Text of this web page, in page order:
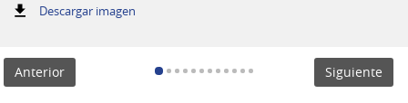
Descargar imagen:
Desarrollo
Anterior Siguiente